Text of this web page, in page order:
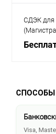
СДЭК для
Visa,